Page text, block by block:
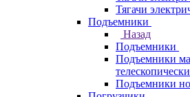
Тягачи
Подъемники
Назад
Подъемники
Подъемники
Подъемники